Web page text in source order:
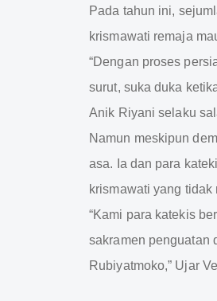
Pada tahun ini,
krismawati remaja
“Dengan proses
surut, suka duka
Anik Riyani selaku
Namun meskipun
asa. Ia dan para
krismawati yang
“Kami para katekis
sakramen penguatan
Rubiyatmoko,” Ujar